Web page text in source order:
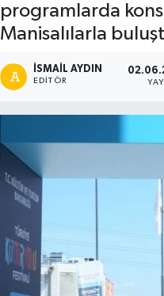
programlarda
Manisalılarla
İSMAIL AYDIN
EDITÖR